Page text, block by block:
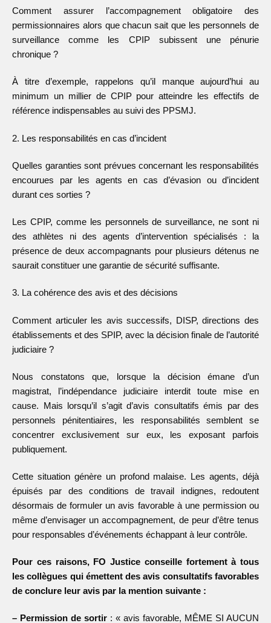
Comment assurer l’accompagnement obligatoire des
permissionnaires alors que chacun sait que les personnels de
surveillance comme les CPIP subissent une pénurie
chronique ?
À titre d’exemple, rappelons qu’il manque aujourd’hui au
minimum un millier de CPIP pour atteindre les effectifs de
référence indispensables au suivi des PPSMJ.
2. Les responsabilités en cas d’incident
Quelles garanties sont prévues concernant les responsabilités
encourues par les agents en cas d’évasion ou d’incident
durant ces sorties ?
Les CPIP, comme les personnels de surveillance, ne sont ni
des athlètes ni des agents d’intervention spécialisés : la
présence de deux accompagnants pour plusieurs détenus ne
saurait constituer une garantie de sécurité suffisante.
3. La cohérence des avis et des décisions
Comment articuler les avis successifs, DISP, directions des
établissements et des SPIP, avec la décision finale de l’autorité
judiciaire ?
Nous constatons que, lorsque la décision émane d’un
magistrat, l’indépendance judiciaire interdit toute mise en
cause. Mais lorsqu’il s’agit d’avis consultatifs émis par des
personnels pénitentiaires, les responsabilités semblent se
concentrer exclusivement sur eux, les exposant parfois
publiquement.
Cette situation génère un profond malaise. Les agents, déjà
épuisés par des conditions de travail indignes, redoutent
désormais de formuler un avis favorable à une permission ou
même d’envisager un accompagnement, de peur d’être tenus
pour responsables d’événements échappant à leur contrôle.
Pour ces raisons, FO Justice conseille fortement à tous
les collègues qui émettent des avis consultatifs favorables
de conclure leur avis par la mention suivante :
– Permission de sortir : « avis favorable, MÊME SI AUCUN